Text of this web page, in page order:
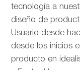
tecnología a
diseño de
Usuario desde
desde los inicios
producto en